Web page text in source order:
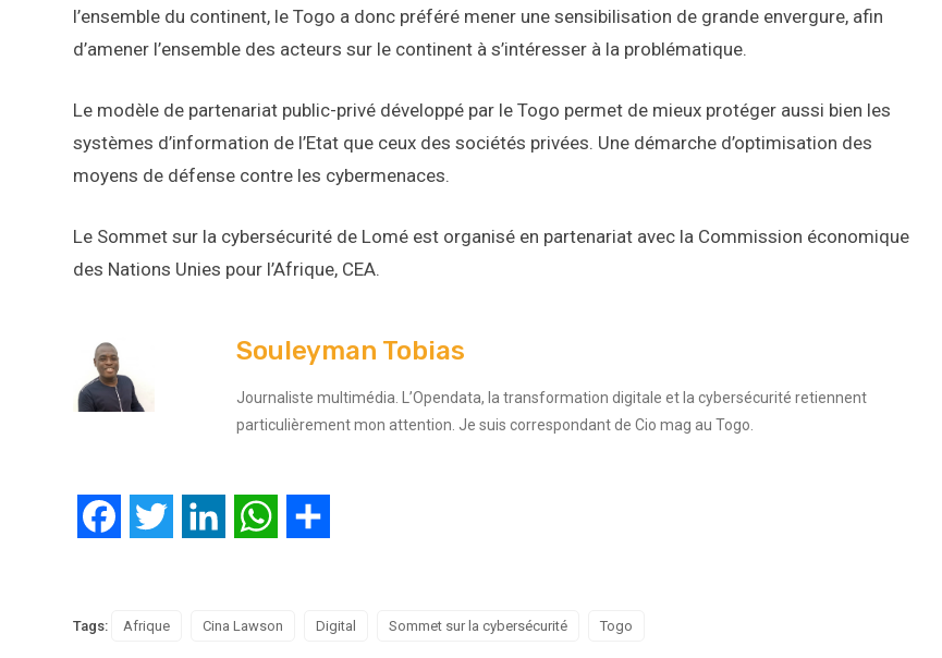
l’ensemble du continent, le Togo a donc préféré mener une sensibilisation de grande envergure, afin
d’amener l’ensemble des acteurs sur le continent à s’intéresser à la problématique.
Le modèle de partenariat public-privé développé par le Togo permet de mieux protéger aussi bien les
systèmes d’information de l’Etat que ceux des sociétés privées. Une démarche d’optimisation des
moyens de défense contre les cybermenaces.
Le Sommet sur la cybersécurité de Lomé est organisé en partenariat avec la Commission économique
des Nations Unies pour l’Afrique, CEA.
Souleyman Tobias
Journaliste multimédia. L’Opendata, la transformation digitale et la cybersécurité retiennent
particulièrement mon attention. Je suis correspondant de Cio mag au Togo.
FacebookTwitter LinkedIn WhatsApp
Tags: Afrique Cina Lawson Digital Sommet sur la cybersécurité Togo